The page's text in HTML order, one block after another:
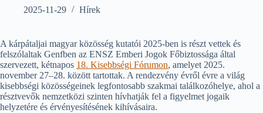
2025-11-29 Hírek
A kárpátaljai magyar közösség kutatói 2025-ben is részt vettek és
felszólaltak Genfben az ENSZ Emberi Jogok Főbiztossága által
szervezett, kétnapos 18. Kisebbségi Fórumon, amelyet 2025.
november 27–28. között tartottak. A rendezvény évről évre a világ
kisebbségi közösségeinek legfontosabb szakmai találkozóhelye, ahol a
résztvevők nemzetközi szinten hívhatják fel a figyelmet jogaik
helyzetére és érvényesítésének kihívásaira.